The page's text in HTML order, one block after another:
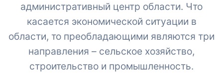
административный центр области. Что
касается экономической ситуации в
области, то преобладающими являются три
направления – сельское хозяйство,
строительство и промышленность.